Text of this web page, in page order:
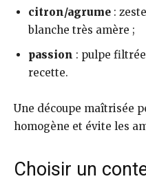
citron/agrume :
blanche très amère ;
passion : pulpe
recette.
Une découpe maîtrisée
homogène et évite les
Choisir un